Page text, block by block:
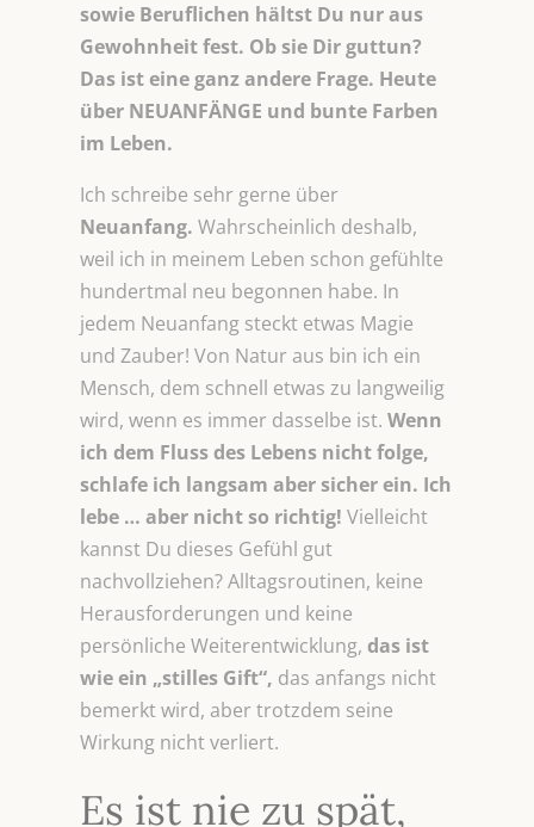
sowie Beruflichen hältst Du nur aus
Gewohnheit fest. Ob sie Dir guttun?
Das ist eine ganz andere Frage. Heute
über NEUANFÄNGE und bunte Farben
im Leben.
Ich schreibe sehr gerne über
Neuanfang. Wahrscheinlich deshalb,
weil ich in meinem Leben schon gefühlte
hundertmal neu begonnen habe. In
jedem Neuanfang steckt etwas Magie
und Zauber! Von Natur aus bin ich ein
Mensch, dem schnell etwas zu langweilig
wird, wenn es immer dasselbe ist.Wenn
ich dem Fluss des Lebens nicht folge,
schlafe ich langsam aber sicher ein. Ich
lebe … aber nicht so richtig! Vielleicht
kannst Du dieses Gefühl gut
nachvollziehen? Alltagsroutinen, keine
Herausforderungen und keine
persönliche Weiterentwicklung, das ist
wie ein „stilles Gift“, das anfangs nicht
bemerkt wird, aber trotzdem seine
Wirkung nicht verliert.
Es ist nie zu spät,